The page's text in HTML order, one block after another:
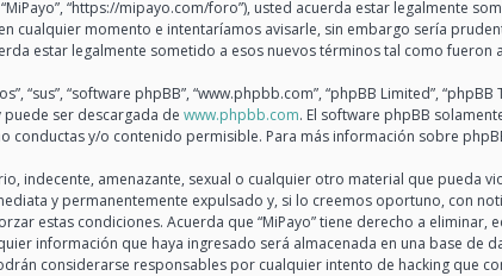
“MiPayo”, “https://mipayo.com/foro”), usted acuerda estar legalmente
cualquier momento e intentaríamos avisarle, sin embargo sería
estar legalmente sometido a esos nuevos términos tal como
“software phpBB”, “www.phpbb.com”, “phpBB Limited”,
puede ser descargada de www.phpbb.com. El software phpBB
y/o contenido permisible. Para más información sobre
indecente, amenazante, sexual o cualquier otro material que pueda
y permanentemente expulsado y, si lo creemos oportuno, con
estas condiciones. Acuerda que “MiPayo” tiene derecho a
información que haya ingresado será almacenada en una base de
considerarse responsables por cualquier intento de hacking que